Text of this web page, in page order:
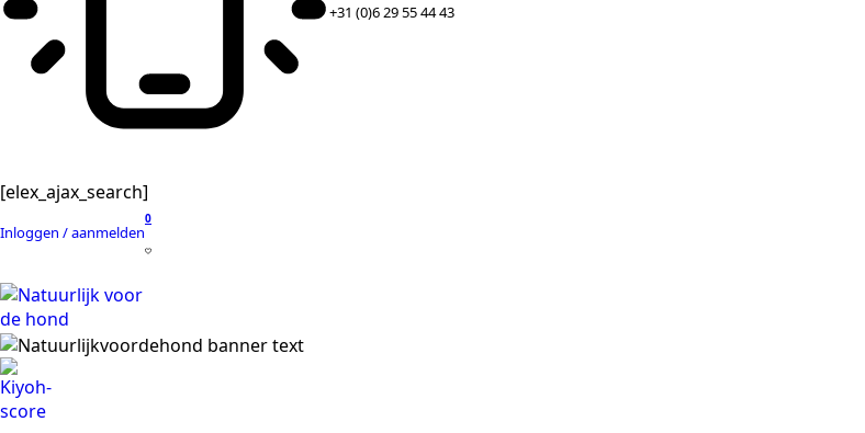
+31 (0)6 29 55 44 43
[elex_ajax_search]
Inloggen / aanmelden
0